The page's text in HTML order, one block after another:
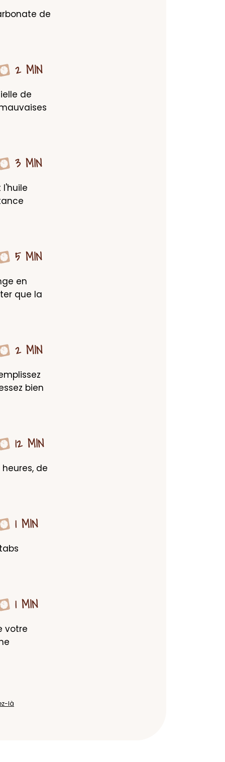
de
2 MIN
de
3 MIN
l'huile
5 MIN
en
que la
2 MIN
bien
12 MIN
de
1 MIN
1 MIN
votre
là